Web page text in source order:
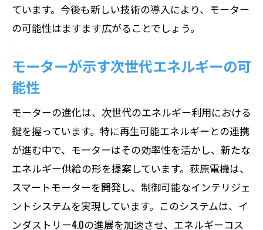
ています。今後も新しい技術の導入により、モーター
の可能性はますます広がることでしょう。
モーターが示す次世代エネルギーの可
能性
モーターの進化は、次世代のエネルギー利用における
鍵を握っています。特に再生可能エネルギーとの連携
が進む中で、モーターはその効率性を活かし、新たな
エネルギー供給の形を提案しています。荻原電機は、
スマートモーターを開発し、制御可能なインテリジェ
ントシステムを実現しています。このシステムは、イ
ンダストリー4.0の進展を加速させ、エネルギーコス